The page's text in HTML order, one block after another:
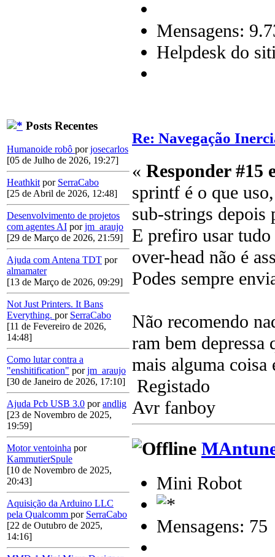
Posts Recentes
Humanoide robô porjosecarlos
[05 de Julho de 2026, 19:27]
Heathkit por SerraCabo
[25 de Abril de 2026, 12:48]
Desenvolvimento de projetos
com agentes AI porjm_araujo
[29 de Março de 2026, 21:59]
Ajuda com Antena TDT por
almamater
[13 de Março de 2026, 09:29]
Not Just Printers. It Bans
Everything. por SerraCabo
[11 de Fevereiro de 2026,
14:48]
Como lutar contra a
"enshitification" porjm_araujo
[30 de Janeiro de 2026, 17:10]
Ajuda Pcb USB 3.0 porandlig
[23 de Novembro de 2025,
19:59]
Motor ventoinha por
KammutierSpule
[10 de Novembro de 2025,
20:43]
Aquisição da Arduino LLC
pela Qualcomm por SerraCabo
[22 de Outubro de 2025,
14:16]
Mensagens:
Helpdesk do
Re: Navegação
« Responder #15
sprintf é o que
sub-strings depois
E prefiro usar
over-head não é
Podes sempre
Não recomendo
ram bem depressa
mais alguma coisa
Registado
Avr fanboy
Mini Robot
Mensagens: 75